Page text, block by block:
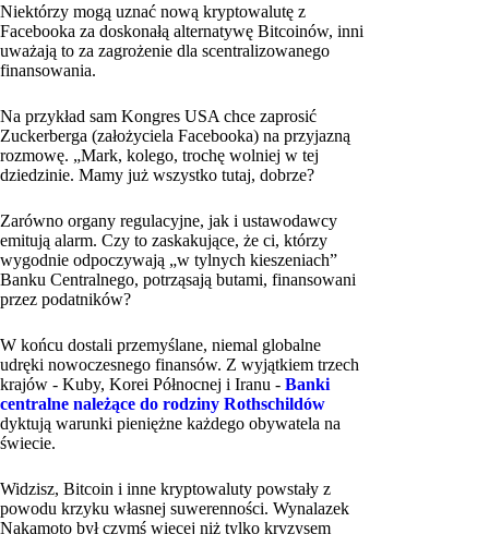
Niektórzy mogą uznać nową kryptowalutę z
Facebooka za doskonałą alternatywę Bitcoinów, inni
uważają to za zagrożenie dla scentralizowanego
finansowania.
Na przykład sam Kongres USA chce zaprosić
Zuckerberga (założyciela Facebooka) na przyjazną
rozmowę. „Mark, kolego, trochę wolniej w tej
dziedzinie. Mamy już wszystko tutaj, dobrze?
Zarówno organy regulacyjne, jak i ustawodawcy
emitują alarm. Czy to zaskakujące, że ci, którzy
wygodnie odpoczywają „w tylnych kieszeniach”
Banku Centralnego, potrząsają butami, finansowani
przez podatników?
W końcu dostali przemyślane, niemal globalne
udręki nowoczesnego finansów. Z wyjątkiem trzech
krajów - Kuby, Korei Północnej i Iranu - Banki
centralne należące do rodziny Rothschildów
dyktują warunki pieniężne każdego obywatela na
świecie.
Widzisz, Bitcoin i inne kryptowaluty powstały z
powodu krzyku własnej suwerenności. Wynalazek
Nakamoto był czymś więcej niż tylko kryzysem